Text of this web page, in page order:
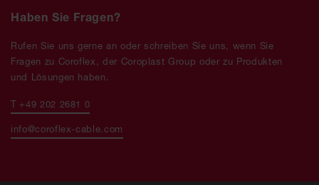
Haben Sie Fragen?
Rufen Sie uns gerne an oder schreiben Sie uns, wenn Sie
Fragen zu Coroflex, der Coroplast Group oder zu Produkten
und Lösungen haben.
T +49 202 2681 0
info@coroflex-cable.com